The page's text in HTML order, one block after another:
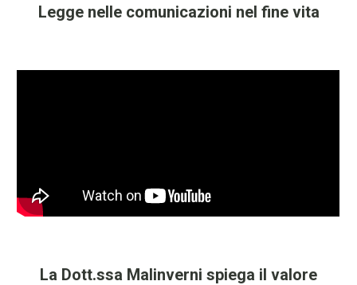
Legge nelle comunicazioni nel fine vita
La Dott.ssa Malinverni spiega il valore